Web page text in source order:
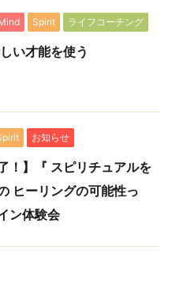
Spirit ライフコーチング
い才能を使う
お知らせ
！】『 スピリチュアルを
ヒーリングの可能性っ
ン体験会